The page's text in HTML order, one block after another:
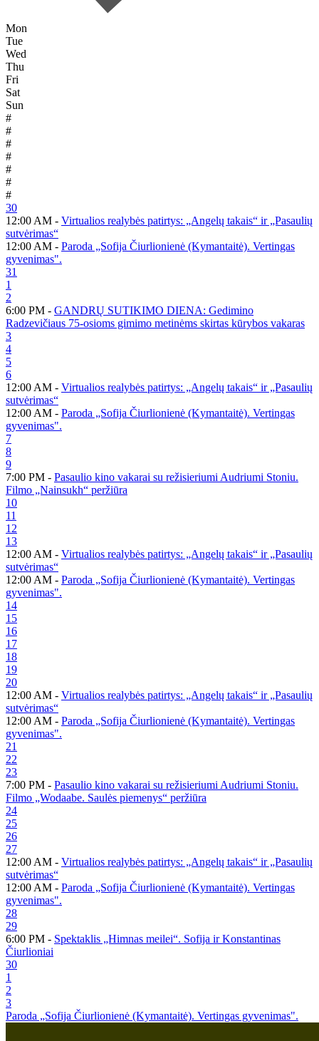
Mon
Tue
Wed
Thu
Fri
Sat
Sun
#
#
#
#
#
#
#
30
12:00 AM - Virtualios realybės patirtys: „Angelų takais“ ir „Pasaulių
sutvėrimas“
12:00 AM - Paroda „Sofija Čiurlionienė (Kymantaitė). Vertingas
gyvenimas".
31
1
2
6:00 PM - GANDRŲ SUTIKIMO DIENA: Gedimino
Radzevičiaus 75-osioms gimimo metinėms skirtas kūrybos vakaras
3
4
5
6
12:00 AM - Virtualios realybės patirtys: „Angelų takais“ ir „Pasaulių
sutvėrimas“
12:00 AM - Paroda „Sofija Čiurlionienė (Kymantaitė). Vertingas
gyvenimas".
7
8
9
7:00 PM - Pasaulio kino vakarai su režisieriumi Audriumi Stoniu.
Filmo „Nainsukh“ peržiūra
10
11
12
13
12:00 AM - Virtualios realybės patirtys: „Angelų takais“ ir „Pasaulių
sutvėrimas“
12:00 AM - Paroda „Sofija Čiurlionienė (Kymantaitė). Vertingas
gyvenimas".
14
15
16
17
18
19
20
12:00 AM - Virtualios realybės patirtys: „Angelų takais“ ir „Pasaulių
sutvėrimas“
12:00 AM - Paroda „Sofija Čiurlionienė (Kymantaitė). Vertingas
gyvenimas".
21
22
23
7:00 PM - Pasaulio kino vakarai su režisieriumi Audriumi Stoniu.
Filmo „Wodaabe. Saulės piemenys“ peržiūra
24
25
26
27
12:00 AM - Virtualios realybės patirtys: „Angelų takais“ ir „Pasaulių
sutvėrimas“
12:00 AM - Paroda „Sofija Čiurlionienė (Kymantaitė). Vertingas
gyvenimas".
28
29
6:00 PM - Spektaklis „Himnas meilei“. Sofija ir Konstantinas
Čiurlioniai
30
1
2
3
Paroda „Sofija Čiurlionienė (Kymantaitė). Vertingas gyvenimas".